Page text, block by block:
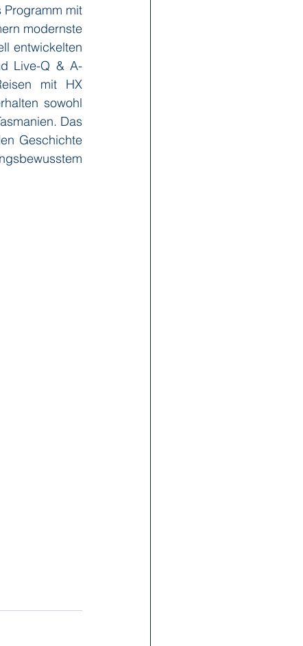
mit
modernste
entwickelten
Live-Q & A-
mit HX
sowohl
Das
Geschichte